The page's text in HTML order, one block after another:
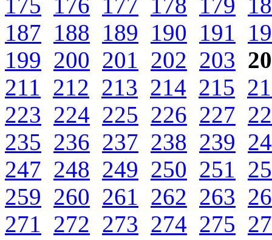
175 176 177 178 179
187 188 189 190 191
199 200 201 202 203
211 212 213 214 215
223 224 225 226 227
235 236 237 238 239
247 248 249 250 251
259 260 261 262 263
271 272 273 274 275